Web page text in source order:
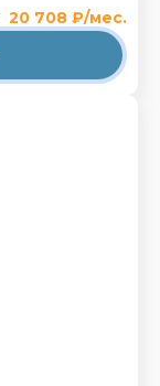
20 708 ₽/мес.